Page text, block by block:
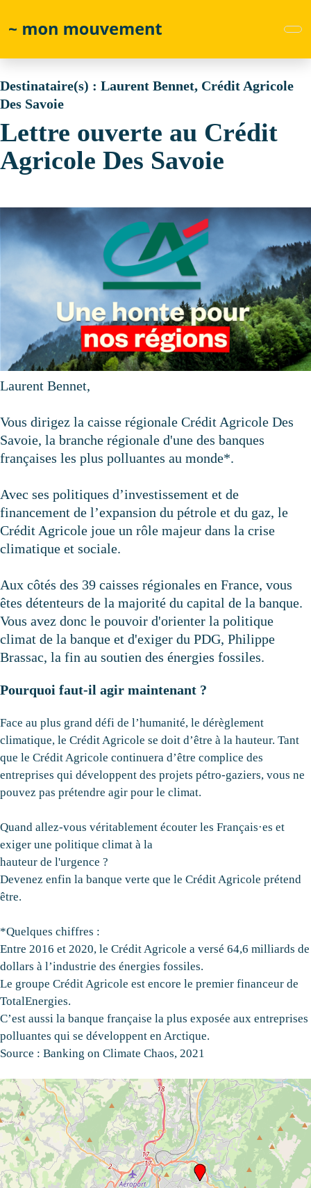
to
content
Destinataire(s) : Laurent Bennet, Crédit Agricole
Des Savoie
Lettre ouverte au Crédit
Agricole Des Savoie
Laurent Bennet,
Vous dirigez la ​caisse régionale Crédit Agricole Des
Savoie, la branche régionale d'une des banques
françaises les plus polluantes au monde*.
Avec ses politiques d’investissement et de
financement de l’expansion du pétrole et du gaz, le
Crédit Agricole joue un rôle majeur dans la crise
climatique et sociale.
Aux côtés des 39 caisses régionales en France, vous
êtes détenteurs de la majorité du capital de la banque.
Vous avez donc le pouvoir d'orienter la politique
climat de la banque et d'exiger du PDG, Philippe
Brassac, la fin au soutien des énergies fossiles.
Pourquoi faut-il agir maintenant ?
Face au plus grand défi de l’humanité, le dérèglement
climatique, le Crédit Agricole se doit d’être à la hauteur. Tant
que le Crédit Agricole continuera d’être complice des
entreprises qui développent des projets pétro-gaziers, vous ne
pouvez pas prétendre agir pour le climat.
Quand allez-vous véritablement écouter les Français·es et
exiger une politique climat à la
hauteur de l'urgence ?
Devenez enfin la banque verte que le Crédit Agricole prétend
être.
*Quelques chiffres :
Entre 2016 et 2020, le Crédit Agricole a versé 64,6 milliards de
dollars à l’industrie des énergies fossiles.
Le groupe Crédit Agricole est encore le premier financeur de
TotalEnergies.
C’est aussi la banque française la plus exposée aux entreprises
polluantes qui se développent en Arctique.
Source : Banking on Climate Chaos, 2021